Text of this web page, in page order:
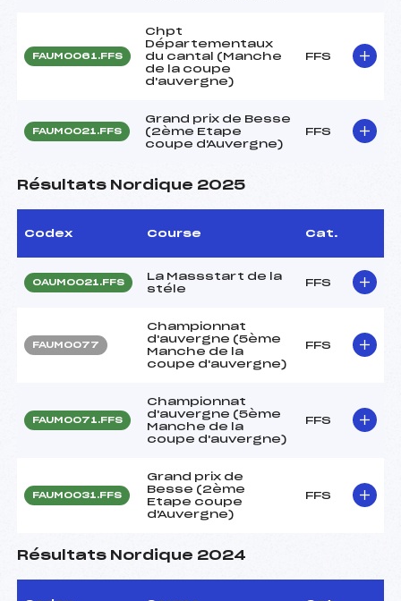
FAUM0061.FFS
Chpt
Départementaux
du cantal (Manche
de la coupe
d'auvergne)
FFS
FAUM0021.FFS
Grand prix de Besse
(2ème Etape
coupe d'Auvergne)
FFS
Résultats Nordique 2025
Codex Course Cat.
OAUM0021.FFS
La Massstart de la
stéle
FFS
FAUM0077
Championnat
d'auvergne (5ème
Manche de la
coupe d'auvergne)
FFS
FAUM0071.FFS
Championnat
d'auvergne (5ème
Manche de la
coupe d'auvergne)
FFS
FAUM0031.FFS
Grand prix de
Besse (2ème
Etape coupe
d'Auvergne)
FFS
Résultats Nordique 2024